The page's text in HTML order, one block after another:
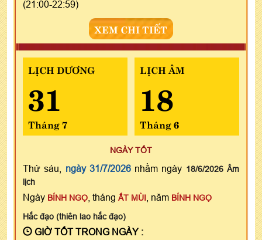
(21:00-22:59)
XEM CHI TIẾT
LỊCH DƯƠNG
31
Tháng 7
LỊCH ÂM
18
Tháng 6
NGÀY TỐT
Thứ sáu, ngày 31/7/2026nhằm ngày 18/6/2026 Âm
lịch
Ngày BÍNH NGỌ , tháng ẤT MÙI , năm BÍNH NGỌ
Hắc đạo (thiên lao hắc đạo)
GIỜ TỐT TRONG NGÀY :